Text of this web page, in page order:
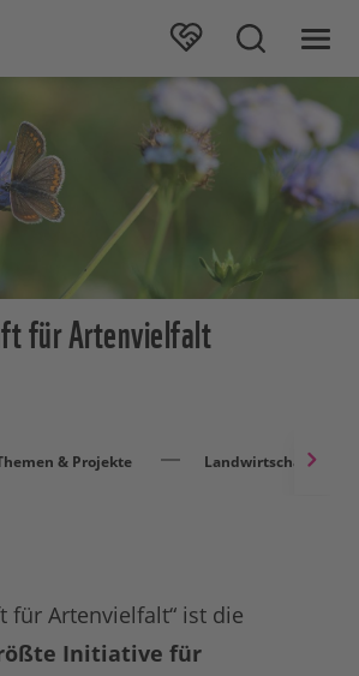
für Artenvielfalt
& Projekte Landwirtschaft
für Artenvielfalt“ ist die
Initiative für